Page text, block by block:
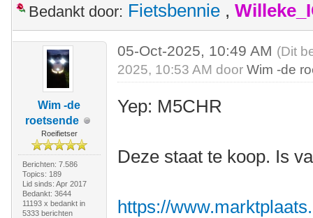
Bedankt door: Fietsbennie ,
Wim -de
roetsende
Roeifietser
Berichten: 7.586
Topics: 189
Lid sinds: Apr 2017
Bedankt: 3644
11193 x bedankt in
5333 berichten
05-Oct-2025, 10:49 AM (Dit
2025, 10:53 AM doorWim -de
Yep: M5CHR
Deze staat te koop. Is
https://